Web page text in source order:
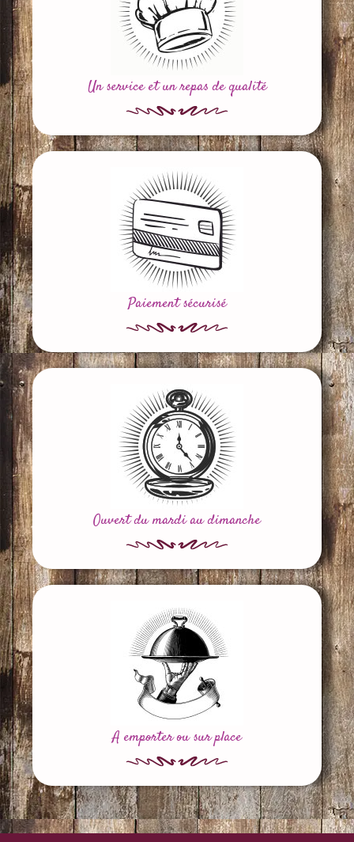
Un service et un repas de qualité
Paiement sécurisé
Ouvert du mardi au dimanche
A emporter ou sur place